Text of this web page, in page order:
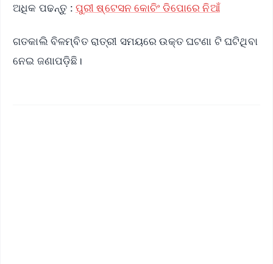
ଅଧିକ ପଢନ୍ତୁ : ପୁରୀ ଷ୍ଟେସନ କୋଚିଂ ଡିପୋରେ ନିଆଁ
ଗତକାଲି ବିଳମ୍ବିତ ରାତ୍ରୀ ସମୟରେ ଉକ୍ତ ଘଟଣା ଟି ଘଟିଥିବା
ନେଇ ଜଣାପଡ଼ିଛି।